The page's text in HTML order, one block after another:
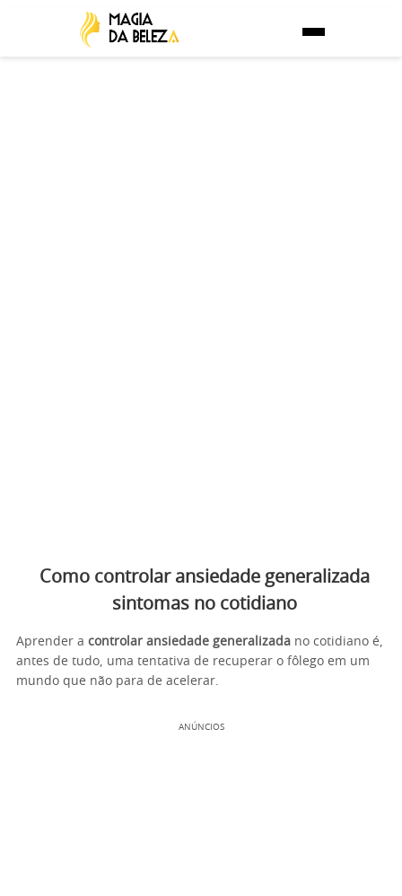
Como controlar ansiedade generalizada
sintomas no cotidiano
Aprender a controlar ansiedade generalizada no cotidiano é,
antes de tudo, uma tentativa de recuperar o fôlego em um
mundo que não para de acelerar.
ANÚNCIOS